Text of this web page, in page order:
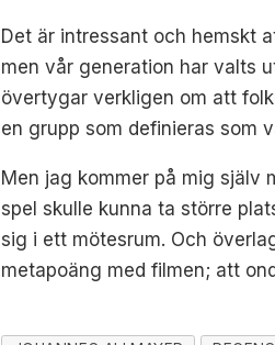
Det är intressant och hemskt
men vår generation har valts
övertygar verkligen om att
en grupp som definieras som
Men jag kommer på mig själv
spel skulle kunna ta större
sig i ett mötesrum. Och
metapoäng med filmen; att